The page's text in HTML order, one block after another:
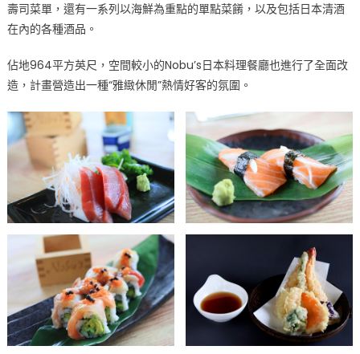
壽司菜單，還有一系列以海鮮為重點的單點菜餚，以及包括日本清酒
在內的各種酒品。
佔地964平方英尺，空間較小的Nobu’s日本料理餐廳也進行了全面改
造，計畫營造出一種“雅緻休閒”熱情好客的氛圍。